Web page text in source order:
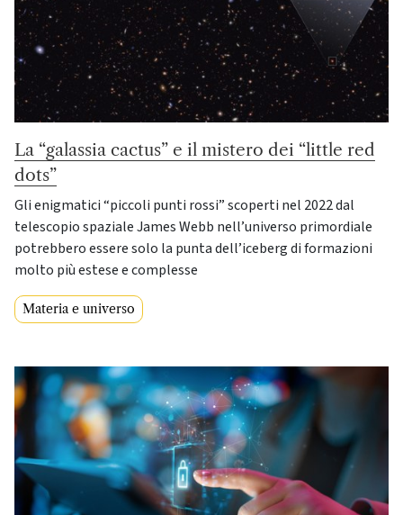
La “galassia cactus” e il mistero dei “little red
dots”
Gli enigmatici “piccoli punti rossi” scoperti nel 2022 dal
telescopio spaziale James Webb nell’universo primordiale
potrebbero essere solo la punta dell’iceberg di formazioni
molto più estese e complesse
Materia e universo